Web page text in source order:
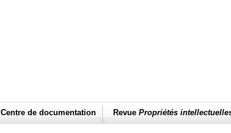
Centre de documentation Revue Propriétés